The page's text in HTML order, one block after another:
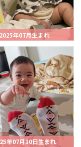
2025年07月生まれ
年07月10日生まれ